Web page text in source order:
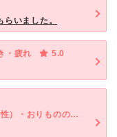
いました。
・疲れ
5.0
下腹部の痛み（女性）・不性器出血（女性）・おりものの異常（女性）・外陰部の痛み・かゆみ（女性）